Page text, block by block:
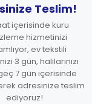
Teslim!
içerisinde kuru
hizmetinizi
ev tekstili
3 gün, halılarınızı
7 gün içerisinde
adresinize teslim
ediyoruz!